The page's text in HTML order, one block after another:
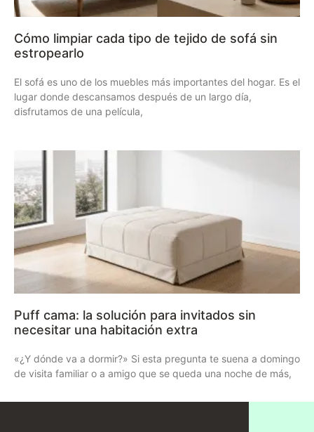
Cómo limpiar cada tipo de tejido de sofá sin
estropearlo
El sofá es uno de los muebles más importantes del hogar. Es el
lugar donde descansamos después de un largo día,
disfrutamos de una película,
Puff cama: la solución para invitados sin
necesitar una habitación extra
«¿Y dónde va a dormir?» Si esta pregunta te suena a domingo
de visita familiar o a amigo que se queda una noche de más,